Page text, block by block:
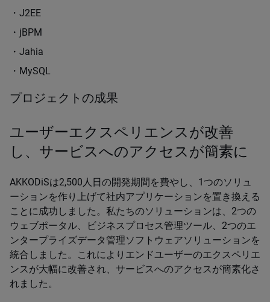
・J2EE
・jBPM
・Jahia
・MySQL
プロジェクトの成果
ユーザーエクスペリエンスが改善
し、サービスへのアクセスが簡素に
AKKODiSは2,500人日の開発期間を費やし、1つのソリュ
ーションを作り上げて社内アプリケーションを置き換える
ことに成功しました。私たちのソリューションは、2つの
ウェブポータル、ビジネスプロセス管理ツール、2つのエ
ンタープライズデータ管理ソフトウェアソリューションを
統合しました。これによりエンドユーザーのエクスペリエ
ンスが大幅に改善され、サービスへのアクセスが簡素化さ
れました。